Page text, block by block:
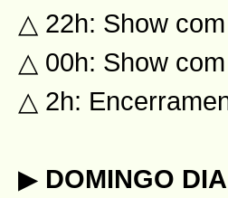
△ 22h: Show
△ 00h: Show
△ 2h:
▶ DOMINGO